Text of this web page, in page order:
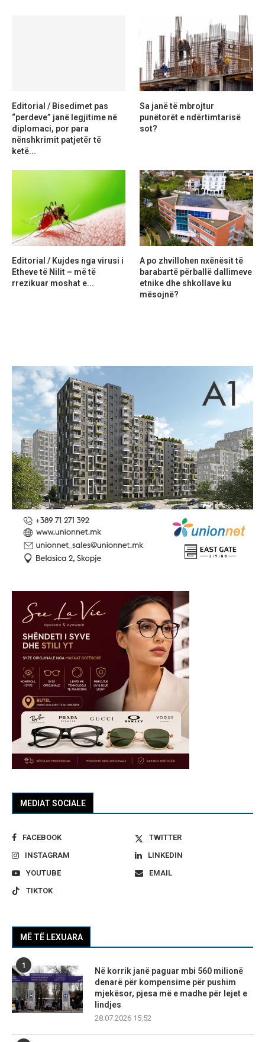
MEDIAT SOCIALE
FACEBOOK
TWITTER
INSTAGRAM
LINKEDIN
YOUTUBE
EMAIL
TIKTOK
MË TË LEXUARA
1
Në korrik janë paguar mbi 560 milionë
denarë për kompensime për pushim
mjekësor, pjesa më e madhe për lejet e
lindjes
28.07.2026 15:52
Editorial / Bisedimet pas
“perdeve” janë legjitime në
diplomaci, por para
nënshkrimit patjetër të
ketë...
Sa janë të mbrojtur
punëtorët e ndërtimtarisë
sot?
Editorial / Kujdes nga virusi i
Etheve të Nilit – më të
rrezikuar moshat e...
A po zhvillohen nxënësit të
barabartë përballë dallimeve
etnike dhe shkollave ku
mësojnë?